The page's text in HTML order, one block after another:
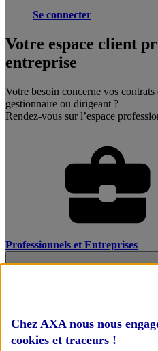
Se connecter
Votre espace client
entreprise
Votre besoin concerne vos contrats
gestionnaire ou dirigeant ?
Rendez-vous sur l’espace
Professionnels et Entreprises
Chez AXA nous nous
cookies et traceurs !